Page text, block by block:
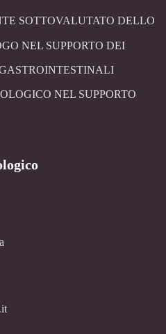
SOTTOVALUTATO DELLO
NEL SUPPORTO DEI
NEL SUPPORTO